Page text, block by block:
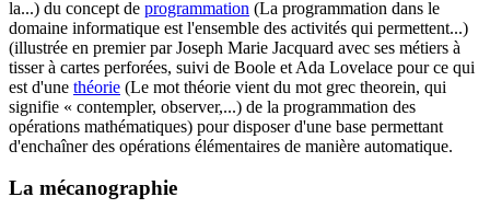
la...) du concept de programmation (La programmation dans le
domaine informatique est l'ensemble des activités qui permettent...)
(illustrée en premier par Joseph Marie Jacquard avec ses métiers à
tisser à cartes perforées, suivi de Boole et Ada Lovelace pour ce qui
est d'une théorie (Le mot théorie vient du mot grec theorein, qui
signifie « contempler, observer,...) de la programmation des
opérations mathématiques) pour disposer d'une base permettant
d'enchaîner des opérations élémentaires de manière automatique.
La mécanographie